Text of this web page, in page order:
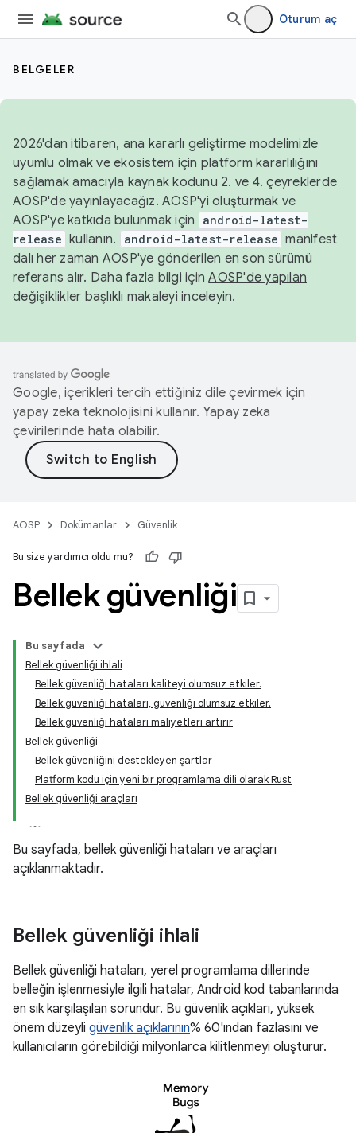
Oturum aç
BELGELER
2026'dan itibaren, ana kararlı geliştirme modelimizle
uyumlu olmak ve ekosistem için platform kararlılığını
sağlamak amacıyla kaynak kodunu 2. ve 4. çeyreklerde
AOSP'de yayınlayacağız. AOSP'yi oluşturmak ve
AOSP'ye katkıda bulunmak için
android-latest-
release kullanın. android-latest-release manifest
dalı her zaman AOSP'ye gönderilen en son sürümü
referans alır. Daha fazla bilgi içinAOSP'de yapılan
değişiklikler başlıklı makaleyi inceleyin.
Google, içerikleri tercih ettiğiniz dile çevirmek için
yapay zeka teknolojisini kullanır. Yapay zeka
çevirilerinde hata olabilir.
AOSP Dokümanlar Güvenlik
Bu size yardımcı oldu mu?
Bellek güvenliği
Bu sayfada
Bellek güvenliği ihlali
Bellek güvenliği hataları kaliteyi olumsuz etkiler.
Bellek güvenliği hataları, güvenliği olumsuz etkiler.
Bellek güvenliği hataları maliyetleri artırır
Bellek güvenliği
Bellek güvenliğini destekleyen şartlar
Platform kodu için yeni bir programlama dili olarak Rust
Bellek güvenliği araçları
Bu sayfada, bellek güvenliği hataları ve araçları
açıklanmaktadır.
Bellek güvenliği ihlali
Bellek güvenliği hataları, yerel programlama dillerinde
belleğin işlenmesiyle ilgili hatalar, Android kod tabanlarında
en sık karşılaşılan sorundur. Bu güvenlik açıkları, yüksek
önem düzeyli güvenlik açıklarının% 60'ından fazlasını ve
kullanıcıların görebildiği milyonlarca kilitlenmeyi oluşturur.